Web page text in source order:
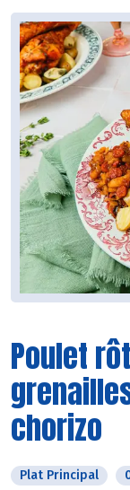
Poulet
chorizo
Plat Principal